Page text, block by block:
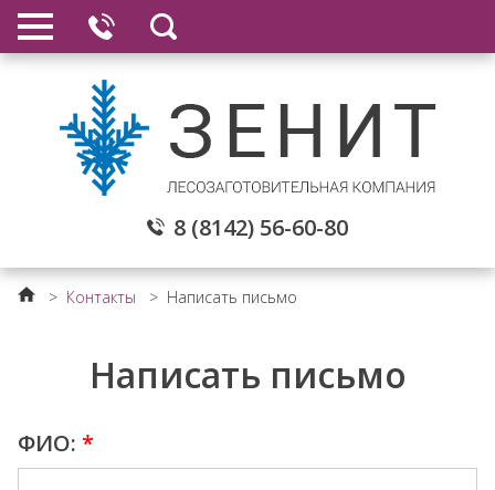
8 (8142) 56-60-80
> Контакты > Написать письмо
Написать письмо
ФИО: *